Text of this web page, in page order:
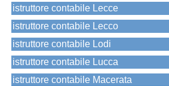
istruttore contabile Lecce
istruttore contabile Lecco
istruttore contabile Lodi
istruttore contabile Lucca
istruttore contabile Macerata